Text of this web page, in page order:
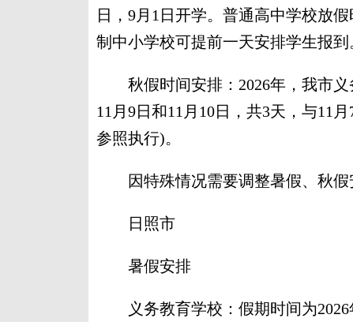
日，9月1日开学。普通高中学校放
制中小学校可提前一天安排学生报到
秋假时间安排：2026年，我市义
11月9日和11月10日，共3天，与11
参照执行)。
因特殊情况需要调整暑假、秋假
日照市
暑假安排
义务教育学校：假期时间为2026